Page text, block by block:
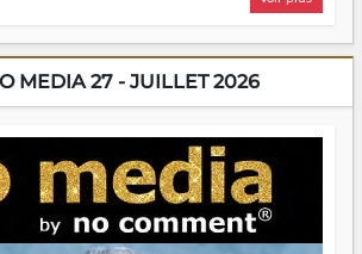
sans aide, mais toujours avec cette
la nuit. En culture, les nouvelles sont
Aina Rasamoelina vient de décrocher le
Afrique. Miangaly Elia rafle le Prix
la torche. Alors oui, on pourrait
et rentrer chez soi satisfait. Mais ce
d'une chose essentielle. La fougue, ça
ça brûle vite. Une flamme sans
autant qu'elle peut consumer. C'est
en scène — pas pour reprendre le
MEDIA 27 - JUILLET 2026